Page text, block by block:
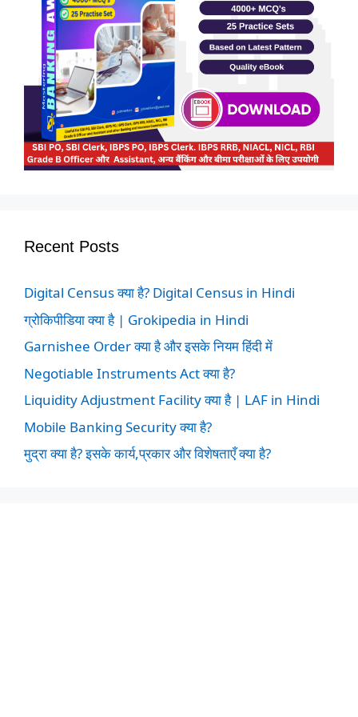
Recent Posts
Digital Census क्या है? Digital Census in Hindi
ग्रोकिपीडिया क्या है | Grokipedia in Hindi
Garnishee Order क्या है और इसके नियम हिंदी में
Negotiable Instruments Act क्या है?
Liquidity Adjustment Facility क्या है | LAF in Hindi
Mobile Banking Security क्या है?
मुद्रा क्या है? इसके कार्य,प्रकार और विशेषताएँ क्या है?